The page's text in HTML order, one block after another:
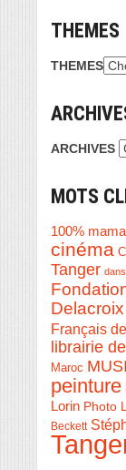
THEMES
THEMES
ARCHIVES
MOTS
100%
cinéma
Tanger
Delacroix
Français
librairie
Maroc
peinture
Lorin Photo
Beckett